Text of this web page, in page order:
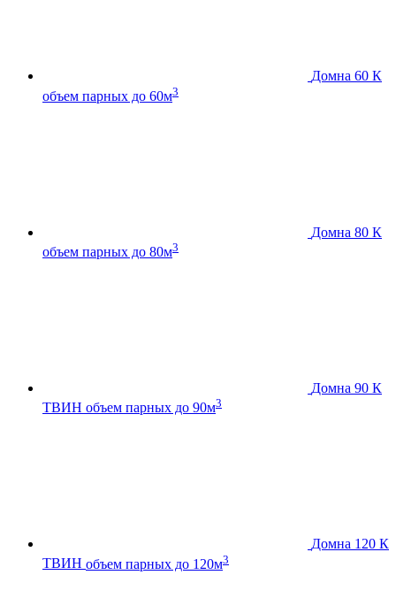
Домна 60 К
объем парных до 60м3
Домна 80 К
объем парных до 80м3
Домна 90 К
ТВИН объем парных до 90м3
Домна 120 К
ТВИН объем парных до 120м3